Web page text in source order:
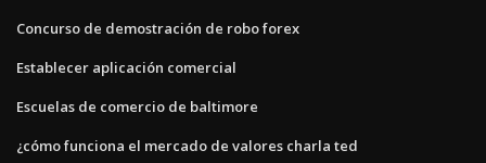
Concurso de demostración de robo forex
Establecer aplicación comercial
Escuelas de comercio de baltimore
¿cómo funciona el mercado de valores charla ted